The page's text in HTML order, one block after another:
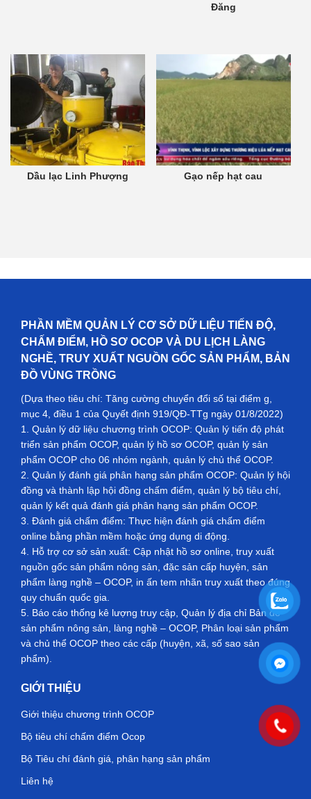
Đăng
Dầu lạc Linh Phượng Gạo nếp hạt cau
PHẦN MỀM QUẢN LÝ CƠ SỞ DỮ LIỆU TIẾN ĐỘ,
CHẤM ĐIỂM, HỒ SƠ OCOP VÀ DU LỊCH LÀNG
NGHỀ, TRUY XUẤT NGUỒN GỐC SẢN PHẨM, BẢN
ĐỒ VÙNG TRỒNG
(Dựa theo tiêu chí: Tăng cường chuyển đổi số tại điểm g,
mục 4, điều 1 của Quyết định 919/QĐ-TTg ngày 01/8/2022)
1. Quản lý dữ liệu chương trình OCOP: Quản lý tiến độ phát
triển sản phẩm OCOP, quản lý hồ sơ OCOP, quản lý sản
phẩm OCOP cho 06 nhóm ngành, quản lý chủ thể OCOP.
2. Quản lý đánh giá phân hạng sản phẩm OCOP: Quản lý hội
đồng và thành lập hội đồng chấm điểm, quản lý bộ tiêu chí,
quản lý kết quả đánh giá phân hạng sản phẩm OCOP.
3. Đánh giá chấm điểm: Thực hiện đánh giá chấm điểm
online bằng phần mềm hoặc ứng dụng di động.
4. Hỗ trợ cơ sở sản xuất: Cập nhật hồ sơ online, truy xuất
nguồn gốc sản phẩm nông sản, đặc sản cấp huyện, sản
phẩm làng nghề – OCOP, in ấn tem nhãn truy xuất theo đúng
quy chuẩn quốc gia.
5. Báo cáo thống kê lượng truy cập, Quản lý địa chỉ Bản đồ
sản phẩm nông sản, làng nghề – OCOP, Phân loại sản phẩm
và chủ thể OCOP theo các cấp (huyện, xã, số sao sản
phẩm).
GIỚI THIỆU
Giới thiệu chương trình OCOP
Bộ tiêu chí chấm điểm Ocop
Bộ Tiêu chí đánh giá, phân hạng sản phẩm
Liên hệ